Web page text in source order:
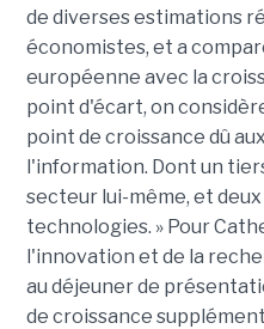
de diverses estimations
économistes, et a
européenne avec la
point d'écart, on
point de croissance dû
l'information. Dont un
secteur lui-même, et
technologies. » Pour
l'innovation et de la
au déjeuner de
de croissance